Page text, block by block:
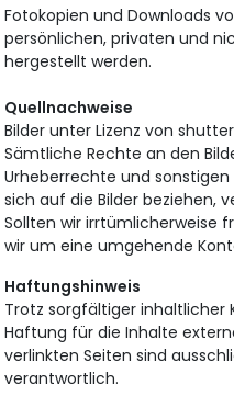
Fotokopien und Downloads
persönlichen, privaten und
hergestellt werden.
Quellnachweise
Bilder unter Lizenz von
Sämtliche Rechte an den
Urheberrechte und
sich auf die Bilder beziehen,
Sollten wir irrtümlicherweise
wir um eine umgehende
Haftungshinweis
Trotz sorgfältiger inhaltlicher
Haftung für die Inhalte
verlinkten Seiten sind
verantwortlich.